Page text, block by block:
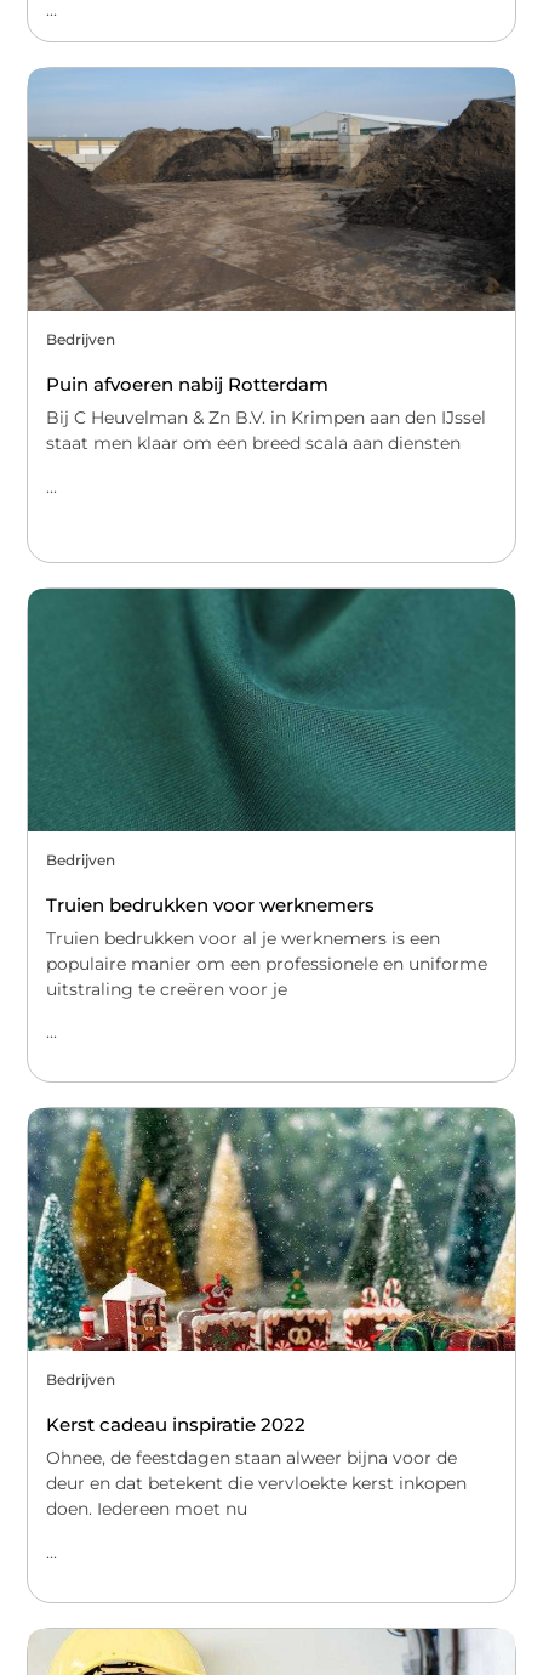
...
Bedrijven
Puin afvoeren nabij Rotterdam
Bij C Heuvelman & Zn B.V. in Krimpen aan den IJssel
staat men klaar om een breed scala aan diensten
...
Bedrijven
Truien bedrukken voor werknemers
Truien bedrukken voor al je werknemers is een
populaire manier om een professionele en uniforme
uitstraling te creëren voor je
...
Bedrijven
Kerst cadeau inspiratie 2022
Ohnee, de feestdagen staan alweer bijna voor de
deur en dat betekent die vervloekte kerst inkopen
doen. Iedereen moet nu
...